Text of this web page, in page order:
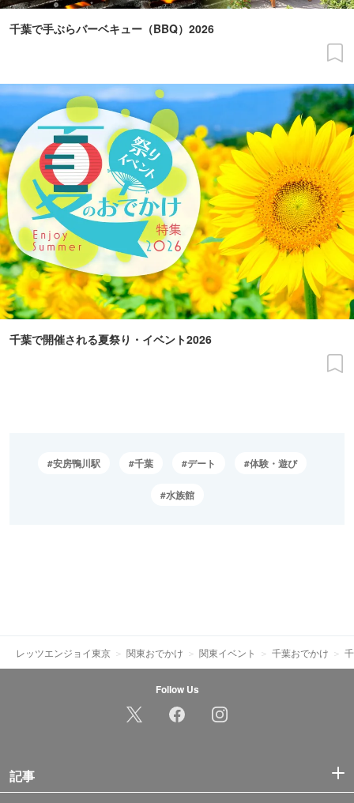
千葉で手ぶらバーベキュー（BBQ）2026
千葉で開催される夏祭り・イベント2026
安房鴨川駅 千葉 デート 体験・遊び
水族館
レッツエンジョイ東京 関東おでかけ 関東イベント 千葉おでかけ
Follow Us
記事